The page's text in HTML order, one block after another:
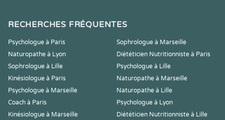
RECHERCHES FRÉQUENTES
Psychologue à Paris
Sophrologue à Marseille
Naturopathe à Lyon
Diététicien Nutritionniste à Paris
Sophrologue à Lille
Psychologue à Lille
Kinésiologue à Paris
Naturopathe à Marseille
Psychologue à Marseille
Naturopathe à Lille
Coach à Paris
Psychologue à Lyon
Kinésiologue à Marseille
Diététicien Nutritionniste à Lille